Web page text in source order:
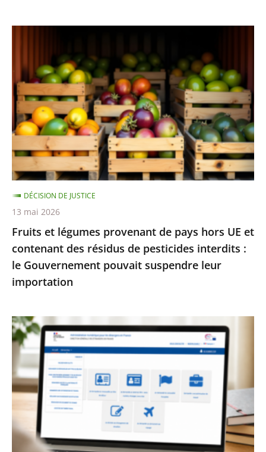
livres
légumes
provenant
de
pays
hors
UE
contenant
des
résidus
de
pesticides
interdits
:
Gouvernement
pouvait
suspendre
leur
importation
Fruits et légumes provenant de pays hors UE et
contenant des résidus de pesticides interdits :
le Gouvernement pouvait suspendre leur
importation
DÉCISION DE JUSTICE
13 mai 2026
Services
publics
le
Conseil
d’État
enjoint